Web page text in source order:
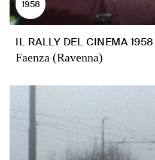
1958
IL RALLY DEL CINEMA 1958
Faenza (Ravenna)